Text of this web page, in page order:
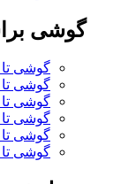
گوشی
گوشی تا 16 گیگابایت
گوشی تا 32 گیگابایت
گوشی تا 64 گیگابایت
گوشی تا 128 گیگابایت
گوشی تا 256 گیگابایت
گوشی تا 1 ترابایت